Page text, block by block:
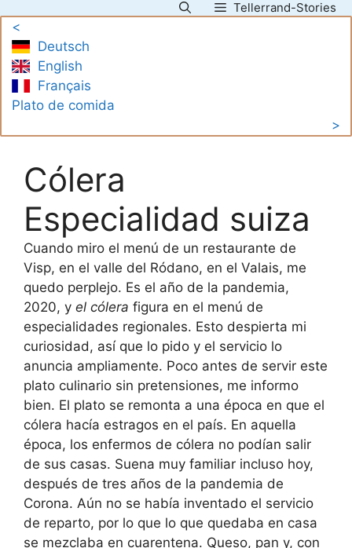
contenido
Tellerrand-Stories
<
Deutsch
English
Français
Plato de comida
>
Cólera
Especialidad suiza
Cuando miro el menú de un restaurante de
Visp, en el valle del Ródano, en el Valais, me
quedo perplejo. Es el año de la pandemia,
2020, y el cólera figura en el menú de
especialidades regionales. Esto despierta mi
curiosidad, así que lo pido y el servicio lo
anuncia ampliamente. Poco antes de servir este
plato culinario sin pretensiones, me informo
bien. El plato se remonta a una época en que el
cólera hacía estragos en el país. En aquella
época, los enfermos de cólera no podían salir
de sus casas. Suena muy familiar incluso hoy,
después de tres años de la pandemia de
Corona. Aún no se había inventado el servicio
de reparto, por lo que lo que quedaba en casa
se mezclaba en cuarentena. Queso, pan y, con